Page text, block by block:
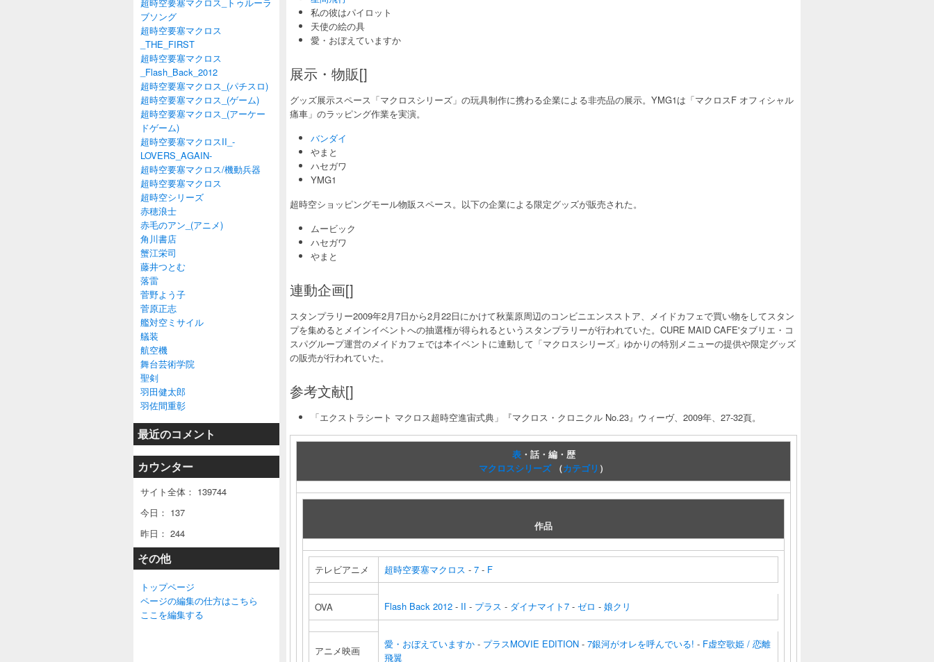
ブソング
超時空要塞マクロス
_THE_FIRST
超時空要塞マクロス
_Flash_Back_2012
超時空要塞マクロス_(パチスロ)
超時空要塞マクロス_(ゲーム)
超時空要塞マクロス_(アーケー
ドゲーム)
超時空要塞マクロスII_-
LOVERS_AGAIN-
超時空要塞マクロス/機動兵器
超時空要塞マクロス
超時空シリーズ
赤穂浪士
赤毛のアン_(アニメ)
角川書店
蟹江栄司
藤井つとむ
落雷
菅野よう子
菅原正志
艦対空ミサイル
艤装
航空機
舞台芸術学院
聖剣
羽田健太郎
羽佐間重彰
最近のコメント
カウンター
サイト全体： 139744
今日： 137
昨日： 244
その他
トップページ
ページの編集の仕方はこちら
ここを編集する
私の彼はパイロット
天使の絵の具
愛・おぼえていますか
展示・物販[]
グッズ展示スペース「マクロスシリーズ」の玩具制作に携わる企業による非売品の展示。YMG1は「マクロスF オフィシャル
痛車」のラッピング作業を実演。
バンダイ
やまと
ハセガワ
YMG1
超時空ショッピングモール物販スペース。以下の企業による限定グッズが販売された。
ムービック
ハセガワ
やまと
連動企画[]
スタンプラリー2009年2月7日から2月22日にかけて秋葉原周辺のコンビニエンスストア、メイドカフェで買い物をしてスタン
プを集めるとメインイベントへの抽選権が得られるというスタンプラリーが行われていた。CURE MAID CAFE'タブリエ・コ
スパグループ運営のメイドカフェでは本イベントに連動して「マクロスシリーズ」ゆかりの特別メニューの提供や限定グッズ
の販売が行われていた。
参考文献[]
「エクストラシート マクロス超時空進宙式典」『マクロス・クロニクル No.23』ウィーヴ、2009年、27-32頁。
表・話・編・歴
マクロスシリーズ（カテゴリ ）
作品
テレビアニメ 超時空要塞マクロス - 7 - F
OVA Flash Back 2012 - II - プラス - ダイナマイト7 - ゼロ - 娘クリ
アニメ映画
愛・おぼえていますか - プラスMOVIE EDITION - 7銀河がオレを呼んでいる! - F虚空歌姫 / 恋離
飛翼